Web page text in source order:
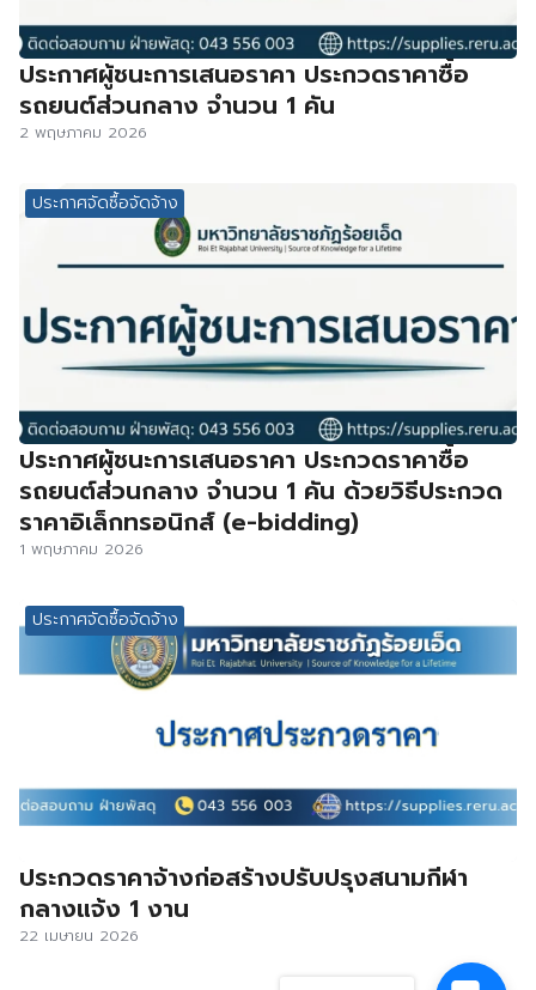
ประกาศผู้ชนะการเสนอราคา ประกวดราคาซื้อ
รถยนต์ส่วนกลาง จำนวน 1 คัน
2 พฤษภาคม 2026
ประกาศจัดซื้อจัดจ้าง
ประกาศผู้ชนะการเสนอราคา ประกวดราคาซื้อ
รถยนต์ส่วนกลาง จำนวน 1 คัน ด้วยวิธีประกวด
ราคาอิเล็กทรอนิกส์ (e-bidding)
1 พฤษภาคม 2026
ประกาศจัดซื้อจัดจ้าง
ประกวดราคาจ้างก่อสร้างปรับปรุงสนามกีฬา
กลางแจ้ง 1 งาน
22 เมษายน 2026